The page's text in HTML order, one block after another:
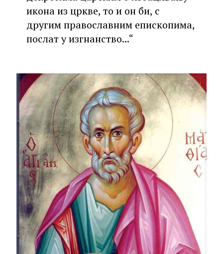
икона из цркве, то и он би, с
другим православним епископима,
послат у изгнанство...“